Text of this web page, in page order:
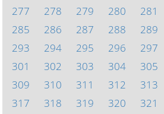
277
278 279 280 281
285
286 287 288 289
293
294 295 296 297
301
302 303 304 305
309
310 311 312 313
317
318 319 320 321